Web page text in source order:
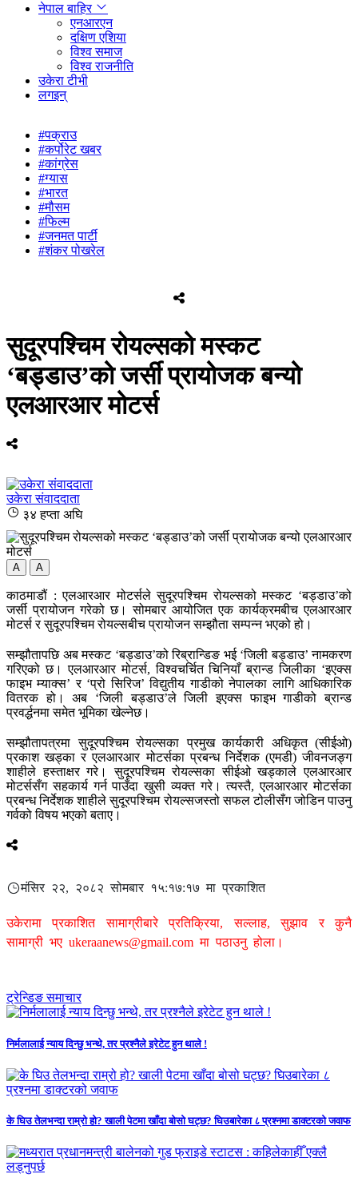
नेपाल बाहिर
एनआरएन
दक्षिण एशिया
विश्व समाज
विश्व राजनीति
उकेरा टीभी
लगइन्
#पक्राउ
#कर्पोरेट खबर
#कांग्रेस
#ग्यास
#भारत
#मौसम
#फिल्म
#जनमत पार्टी
#शंकर पोखरेल
सुदूरपश्चिम रोयल्सको मस्कट
‘बड्डाउ’को जर्सी प्रायोजक बन्यो
एलआरआर मोटर्स
उकेरा संवाददाता
३४ हप्ता अघि
A A
काठमाडौं : एलआरआर मोटर्सले सुदूरपश्चिम रोयल्सको मस्कट ‘बड्डाउ’को
जर्सी प्रायोजन गरेको छ। सोमबार आयोजित एक कार्यक्रमबीच एलआरआर
मोटर्स र सुदूरपश्चिम रोयल्सबीच प्रायोजन सम्झौता सम्पन्न भएको हो।
सम्झौतापछि अब मस्कट ‘बड्डाउ’को रिब्रान्डिङ भई ‘जिली बड्डाउ’ नामकरण
गरिएको छ। एलआरआर मोटर्स, विश्वचर्चित चिनियाँ ब्रान्ड जिलीका ‘इएक्स
फाइभ म्याक्स’ र ‘प्रो सिरिज’ विद्युतीय गाडीको नेपालका लागि आधिकारिक
वितरक हो। अब ‘जिली बड्डाउ’ले जिली इएक्स फाइभ गाडीको ब्रान्ड
प्रवर्द्धनमा समेत भूमिका खेल्नेछ।
सम्झौतापत्रमा सुदूरपश्चिम रोयल्सका प्रमुख कार्यकारी अधिकृत (सीईओ)
प्रकाश खड्का र एलआरआर मोटर्सका प्रबन्ध निर्देशक (एमडी) जीवनजङ्ग
शाहीले हस्ताक्षर गरे। सुदूरपश्चिम रोयल्सका सीईओ खड्काले एलआरआर
मोटर्ससँग सहकार्य गर्न पाउँदा खुसी व्यक्त गरे। त्यस्तै, एलआरआर मोटर्सका
प्रबन्ध निर्देशक शाहीले सुदूरपश्चिम रोयल्सजस्तो सफल टोलीसँग जोडिन पाउनु
गर्वको विषय भएको बताए।
मंसिर २२, २०८२ सोमबार १५:१७:१७ मा प्रकाशित
उकेरामा प्रकाशित सामाग्रीबारे प्रतिक्रिया, सल्लाह, सुझाव र कुनै
सामाग्री भए ukeraanews@gmail.com मा पठाउनु होला।
ट्रेन्डिङ समाचार
निर्मलालाई न्याय दिन्छु भन्थे, तर प्रश्नैले इरेटेट हुन थाले !
के घिउ तेलभन्दा राम्रो हो? खाली पेटमा खाँदा बोसो घट्छ? घिउबारेका ८ प्रश्नमा डाक्टरको जवाफ